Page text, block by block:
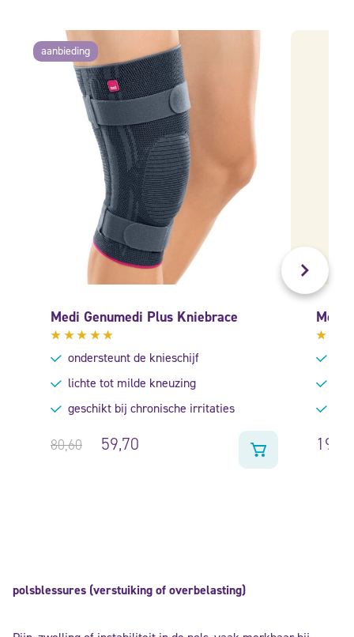
aanbieding
Medi Genumedi Plus Kniebrace
Gewaardeerd
4.67uit
ondersteunt de knieschijf
lichte tot milde kneuzing
geschikt bij chronische irritaties
80,60 59,70
Medi
4.40
polsblessures (verstuiking of overbelasting)